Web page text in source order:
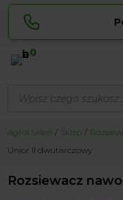
Lucyna
534 853
0
produktów
Agrol Sklep Sklep
Unior II dwutarczowy
Rozsiewacz